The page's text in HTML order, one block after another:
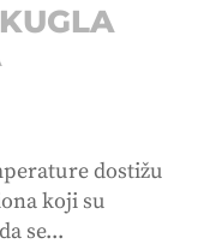
dostižu
koji su
se...